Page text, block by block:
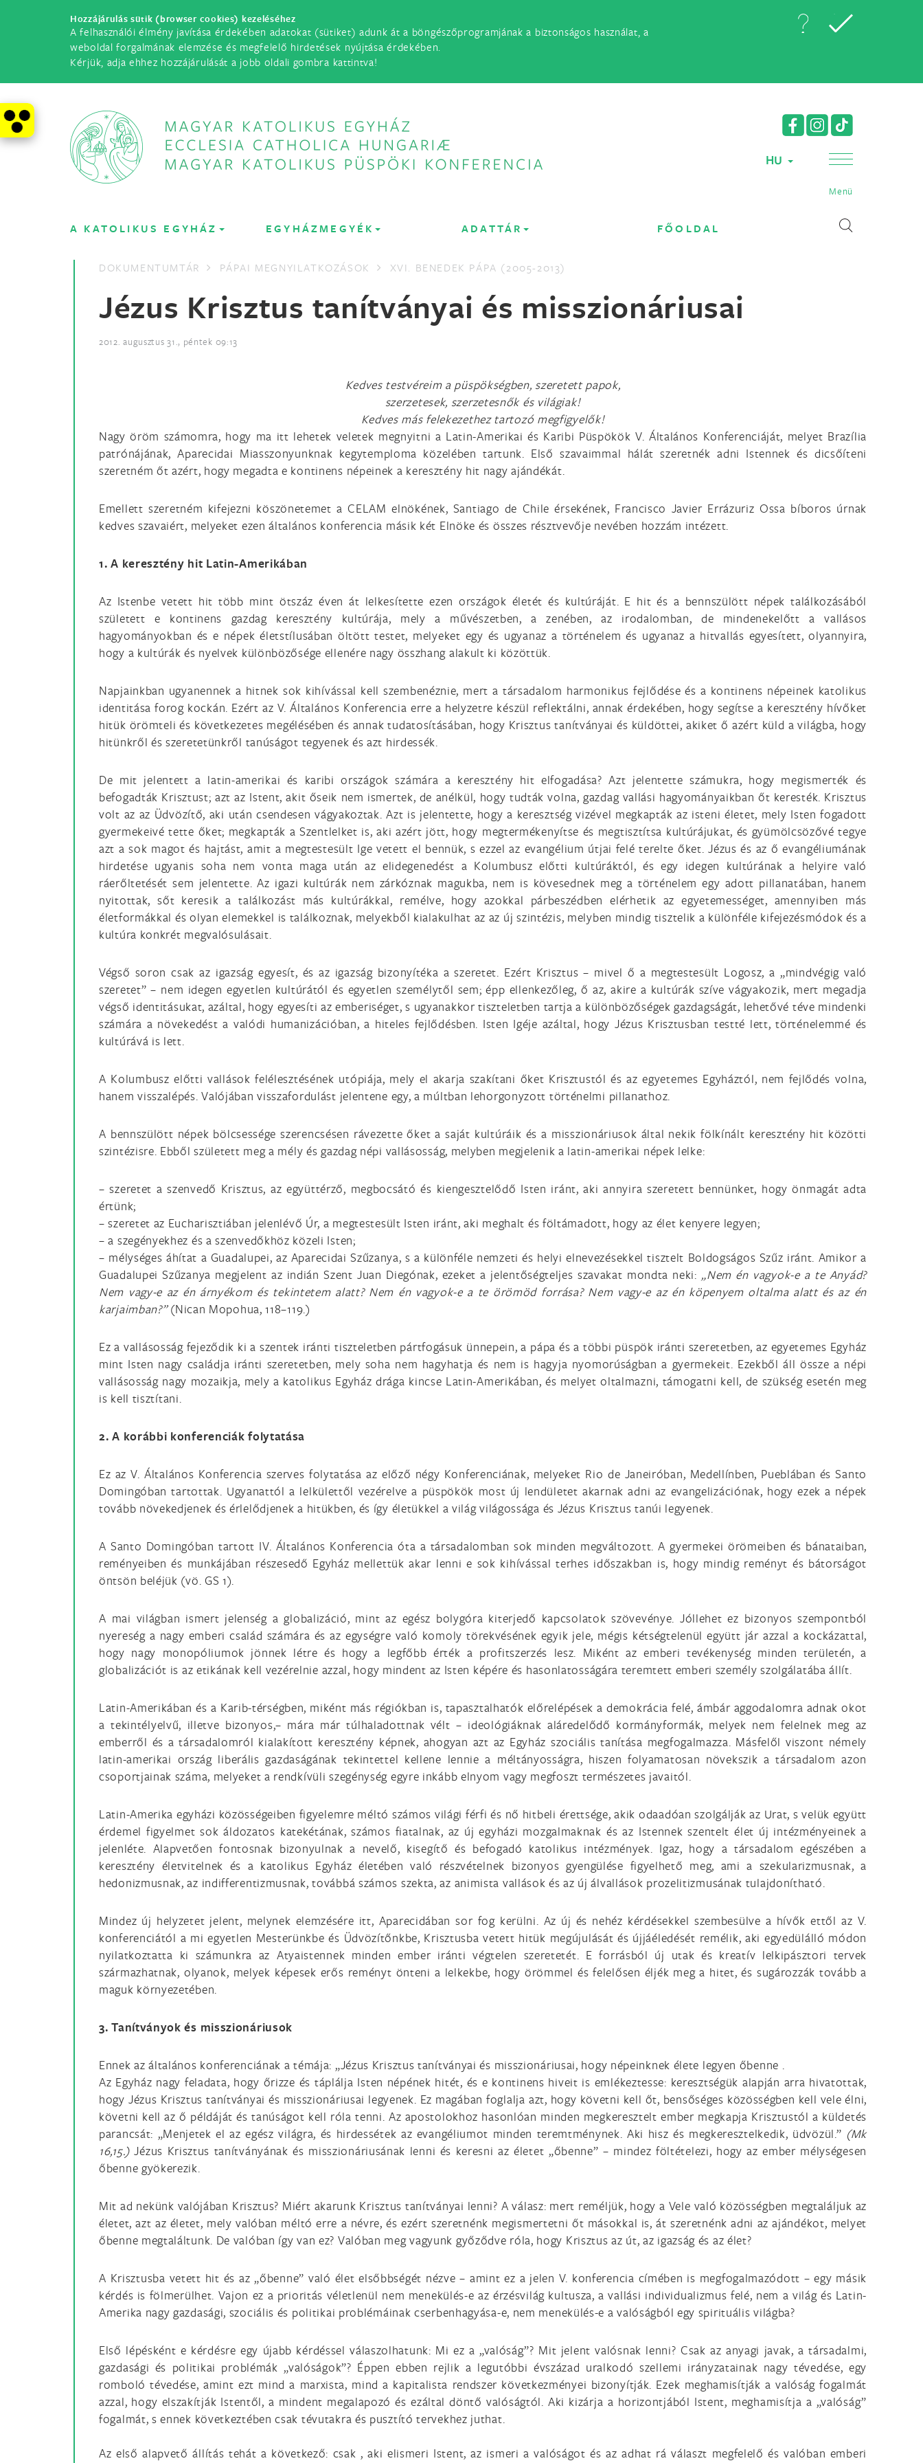
Hozzájárulás sütik (browser cookies) kezeléséhez
A felhasználói élmény javítása érdekében adatokat (sütiket) adunk át a böngészőprogramjának a biztonságos használat, a
weboldal forgalmának elemzése és megfelelő hirdetések nyújtása érdekében.
Kérjük, adja ehhez hozzájárulását a jobb oldali gombra kattintva!
HU
Menü
A KATOLIKUS EGYHÁZ EGYHÁZMEGYÉK ADATTÁR FŐOLDAL
DOKUMENTUMTÁR PÁPAI MEGNYILATKOZÁSOK XVI. BENEDEK PÁPA (2005-2013)
Jézus Krisztus tanítványai és misszionáriusai
2012. augusztus 31., péntek 09:13
Kedves testvéreim a püspökségben, szeretett papok,
szerzetesek, szerzetesnők és világiak!
Kedves más felekezethez tartozó megfigyelők!
Nagy öröm számomra, hogy ma itt lehetek veletek megnyitni a Latin-Amerikai és Karibi Püspökök V. Általános Konferenciáját, melyet Brazília
patrónájának, Aparecidai Miasszonyunknak kegytemploma közelében tartunk. Első szavaimmal hálát szeretnék adni Istennek és dicsőíteni
szeretném őt azért, hogy megadta e kontinens népeinek a keresztény hit nagy ajándékát.
Emellett szeretném kifejezni köszönetemet a CELAM elnökének, Santiago de Chile érsekének, Francisco Javier Errázuriz Ossa bíboros úrnak
kedves szavaiért, melyeket ezen általános konferencia másik két Elnöke és összes résztvevője nevében hozzám intézett.
1. A keresztény hit Latin-Amerikában
Az Istenbe vetett hit több mint ötszáz éven át lelkesítette ezen országok életét és kultúráját. E hit és a bennszülött népek találkozásából
született e kontinens gazdag keresztény kultúrája, mely a művészetben, a zenében, az irodalomban, de mindenekelőtt a vallásos
hagyományokban és e népek életstílusában öltött testet, melyeket egy és ugyanaz a történelem és ugyanaz a hitvallás egyesített, olyannyira,
hogy a kultúrák és nyelvek különbözősége ellenére nagy összhang alakult ki közöttük.
Napjainkban ugyanennek a hitnek sok kihívással kell szembenéznie, mert a társadalom harmonikus fejlődése és a kontinens népeinek katolikus
identitása forog kockán. Ezért az V. Általános Konferencia erre a helyzetre készül reflektálni, annak érdekében, hogy segítse a keresztény hívőket
hitük örömteli és következetes megélésében és annak tudatosításában, hogy Krisztus tanítványai és küldöttei, akiket ő azért küld a világba, hogy
hitünkről és szeretetünkről tanúságot tegyenek és azt hirdessék.
De mit jelentett a latin-amerikai és karibi országok számára a keresztény hit elfogadása? Azt jelentette számukra, hogy megismerték és
befogadták Krisztust; azt az Istent, akit őseik nem ismertek, de anélkül, hogy tudták volna, gazdag vallási hagyományaikban őt keresték. Krisztus
volt az az Üdvözítő, aki után csendesen vágyakoztak. Azt is jelentette, hogy a keresztség vizével megkapták az isteni életet, mely Isten fogadott
gyermekeivé tette őket; megkapták a Szentlelket is, aki azért jött, hogy megtermékenyítse és megtisztítsa kultúrájukat, és gyümölcsözővé tegye
azt a sok magot és hajtást, amit a megtestesült Ige vetett el bennük, s ezzel az evangélium útjai felé terelte őket. Jézus és az ő evangéliumának
hirdetése ugyanis soha nem vonta maga után az elidegenedést a Kolumbusz előtti kultúráktól, és egy idegen kultúrának a helyire való
ráerőltetését sem jelentette. Az igazi kultúrák nem zárkóznak magukba, nem is kövesednek meg a történelem egy adott pillanatában, hanem
nyitottak, sőt keresik a találkozást más kultúrákkal, remélve, hogy azokkal párbeszédben elérhetik az egyetemességet, amennyiben más
életformákkal és olyan elemekkel is találkoznak, melyekből kialakulhat az az új szintézis, melyben mindig tisztelik a különféle kifejezésmódok és a
kultúra konkrét megvalósulásait.
Végső soron csak az igazság egyesít, és az igazság bizonyítéka a szeretet. Ezért Krisztus – mivel ő a megtestesült Logosz, a „mindvégig való
szeretet” – nem idegen egyetlen kultúrától és egyetlen személytől sem; épp ellenkezőleg, ő az, akire a kultúrák szíve vágyakozik, mert megadja
végső identitásukat, azáltal, hogy egyesíti az emberiséget, s ugyanakkor tiszteletben tartja a különbözőségek gazdagságát, lehetővé téve mindenki
számára a növekedést a valódi humanizációban, a hiteles fejlődésben. Isten Igéje azáltal, hogy Jézus Krisztusban testté lett, történelemmé és
kultúrává is lett.
A Kolumbusz előtti vallások felélesztésének utópiája, mely el akarja szakítani őket Krisztustól és az egyetemes Egyháztól, nem fejlődés volna,
hanem visszalépés. Valójában visszafordulást jelentene egy, a múltban lehorgonyzott történelmi pillanathoz.
A bennszülött népek bölcsessége szerencsésen rávezette őket a saját kultúráik és a misszionáriusok által nekik fölkínált keresztény hit közötti
szintézisre. Ebből született meg a mély és gazdag népi vallásosság, melyben megjelenik a latin-amerikai népek lelke:
– szeretet a szenvedő Krisztus, az együttérző, megbocsátó és kiengesztelődő Isten iránt, aki annyira szeretett bennünket, hogy önmagát adta
értünk;
– szeretet az Eucharisztiában jelenlévő Úr, a megtestesült Isten iránt, aki meghalt és föltámadott, hogy az élet kenyere legyen;
– a szegényekhez és a szenvedőkhöz közeli Isten;
– mélységes áhítat a Guadalupei, az Aparecidai Szűzanya, s a különféle nemzeti és helyi elnevezésekkel tisztelt Boldogságos Szűz iránt. Amikor a
Guadalupei Szűzanya megjelent az indián Szent Juan Diegónak, ezeket a jelentőségteljes szavakat mondta neki: „Nem én vagyok-e a te Anyád?
Nem vagy-e az én árnyékom és tekintetem alatt? Nem én vagyok-e a te örömöd forrása? Nem vagy-e az én köpenyem oltalma alatt és az én
karjaimban?”(Nican Mopohua, 118–119.)
Ez a vallásosság fejeződik ki a szentek iránti tiszteletben pártfogásuk ünnepein, a pápa és a többi püspök iránti szeretetben, az egyetemes Egyház
mint Isten nagy családja iránti szeretetben, mely soha nem hagyhatja és nem is hagyja nyomorúságban a gyermekeit. Ezekből áll össze a népi
vallásosság nagy mozaikja, mely a katolikus Egyház drága kincse Latin-Amerikában, és melyet oltalmazni, támogatni kell, de szükség esetén meg
is kell tisztítani.
2. A korábbi konferenciák folytatása
Ez az V. Általános Konferencia szerves folytatása az előző négy Konferenciának, melyeket Rio de Janeiróban, Medellínben, Pueblában és Santo
Domingóban tartottak. Ugyanattól a lelkülettől vezérelve a püspökök most új lendületet akarnak adni az evangelizációnak, hogy ezek a népek
tovább növekedjenek és érlelődjenek a hitükben, és így életükkel a világ világossága és Jézus Krisztus tanúi legyenek.
A Santo Domingóban tartott IV. Általános Konferencia óta a társadalomban sok minden megváltozott. A gyermekei örömeiben és bánataiban,
reményeiben és munkájában részesedő Egyház mellettük akar lenni e sok kihívással terhes időszakban is, hogy mindig reményt és bátorságot
öntsön beléjük (vö. GS 1).
A mai világban ismert jelenség a globalizáció, mint az egész bolygóra kiterjedő kapcsolatok szövevénye. Jóllehet ez bizonyos szempontból
nyereség a nagy emberi család számára és az egységre való komoly törekvésének egyik jele, mégis kétségtelenül együtt jár azzal a kockázattal,
hogy nagy monopóliumok jönnek létre és hogy a legfőbb érték a profitszerzés lesz. Miként az emberi tevékenység minden területén, a
globalizációt is az etikának kell vezérelnie azzal, hogy mindent az Isten képére és hasonlatosságára teremtett emberi személy szolgálatába állít.
Latin-Amerikában és a Karib-térségben, miként más régiókban is, tapasztalhatók előrelépések a demokrácia felé, ámbár aggodalomra adnak okot
a tekintélyelvű, illetve bizonyos,– mára már túlhaladottnak vélt – ideológiáknak aláredelődő kormányformák, melyek nem felelnek meg az
emberről és a társadalomról kialakított keresztény képnek, ahogyan azt az Egyház szociális tanítása megfogalmazza. Másfelől viszont némely
latin-amerikai ország liberális gazdaságának tekintettel kellene lennie a méltányosságra, hiszen folyamatosan növekszik a társadalom azon
csoportjainak száma, melyeket a rendkívüli szegénység egyre inkább elnyom vagy megfoszt természetes javaitól.
Latin-Amerika egyházi közösségeiben figyelemre méltó számos világi férfi és nő hitbeli érettsége, akik odaadóan szolgálják az Urat, s velük együtt
érdemel figyelmet sok áldozatos katekétának, számos fiatalnak, az új egyházi mozgalmaknak és az Istennek szentelt élet új intézményeinek a
jelenléte. Alapvetően fontosnak bizonyulnak a nevelő, kisegítő és befogadó katolikus intézmények. Igaz, hogy a társadalom egészében a
keresztény életvitelnek és a katolikus Egyház életében való részvételnek bizonyos gyengülése figyelhető meg, ami a szekularizmusnak, a
hedonizmusnak, az indifferentizmusnak, továbbá számos szekta, az animista vallások és az új álvallások prozelitizmusának tulajdonítható.
Mindez új helyzetet jelent, melynek elemzésére itt, Aparecidában sor fog kerülni. Az új és nehéz kérdésekkel szembesülve a hívők ettől az V.
konferenciától a mi egyetlen Mesterünkbe és Üdvözítőnkbe, Krisztusba vetett hitük megújulását és újjáéledését remélik, aki egyedülálló módon
nyilatkoztatta ki számunkra az Atyaistennek minden ember iránti végtelen szeretetét. E forrásból új utak és kreatív lelkipásztori tervek
származhatnak, olyanok, melyek képesek erős reményt önteni a lelkekbe, hogy örömmel és felelősen éljék meg a hitet, és sugározzák tovább a
maguk környezetében.
3. Tanítványok és misszionáriusok
Ennek az általános konferenciának a témája: „Jézus Krisztus tanítványai és misszionáriusai, hogy népeinknek élete legyen őbenne .
Az Egyház nagy feladata, hogy őrizze és táplálja Isten népének hitét, és e kontinens hiveit is emlékeztesse: keresztségük alapján arra hivatottak,
hogy Jézus Krisztus tanítványai és misszionáriusai legyenek. Ez magában foglalja azt, hogy követni kell őt, bensőséges közösségben kell vele élni,
követni kell az ő példáját és tanúságot kell róla tenni. Az apostolokhoz hasonlóan minden megkeresztelt ember megkapja Krisztustól a küldetés
parancsát: „Menjetek el az egész világra, és hirdessétek az evangéliumot minden teremtménynek. Aki hisz és megkeresztelkedik, üdvözül.” (Mk
16,15.)Jézus Krisztus tanítványának és misszionáriusának lenni és keresni az életet „őbenne” – mindez föltételezi, hogy az ember mélységesen
őbenne gyökerezik.
Mit ad nekünk valójában Krisztus? Miért akarunk Krisztus tanítványai lenni? A válasz: mert reméljük, hogy a Vele való közösségben megtaláljuk az
életet, azt az életet, mely valóban méltó erre a névre, és ezért szeretnénk megismertetni őt másokkal is, át szeretnénk adni az ajándékot, melyet
őbenne megtaláltunk. De valóban így van ez? Valóban meg vagyunk győződve róla, hogy Krisztus az út, az igazság és az élet?
A Krisztusba vetett hit és az „őbenne” való élet elsőbbségét nézve – amint ez a jelen V. konferencia címében is megfogalmazódott – egy másik
kérdés is fölmerülhet. Vajon ez a prioritás véletlenül nem menekülés-e az érzésvilág kultusza, a vallási individualizmus felé, nem a világ és Latin-
Amerika nagy gazdasági, szociális és politikai problémáinak cserbenhagyása-e, nem menekülés-e a valóságból egy spirituális világba?
Első lépésként e kérdésre egy újabb kérdéssel válaszolhatunk: Mi ez a „valóság”? Mit jelent valósnak lenni? Csak az anyagi javak, a társadalmi,
gazdasági és politikai problémák „valóságok”? Éppen ebben rejlik a legutóbbi évszázad uralkodó szellemi irányzatainak nagy tévedése, egy
romboló tévedése, amint ezt mind a marxista, mind a kapitalista rendszer következményei bizonyítják. Ezek meghamisítják a valóság fogalmát
azzal, hogy elszakítják Istentől, a mindent megalapozó és ezáltal döntő valóságtól. Aki kizárja a horizontjából Istent, meghamisítja a „valóság”
fogalmát, s ennek következtében csak tévutakra és pusztító tervekhez juthat.
Az első alapvető állítás tehát a következő: csak , aki elismeri Istent, az ismeri a valóságot és az adhat rá választ megfelelő és valóban emberi